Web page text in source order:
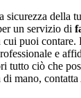
sicurezza della
un servizio di
cui puoi contare.
e
tutto ciò che
di mano,